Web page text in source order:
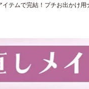
イテムで完結！プチお出かけ